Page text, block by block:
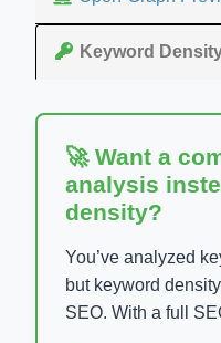
Keyword
🚀 Want a
analysis
density?
You’ve analyzed
but keyword
SEO. With a full